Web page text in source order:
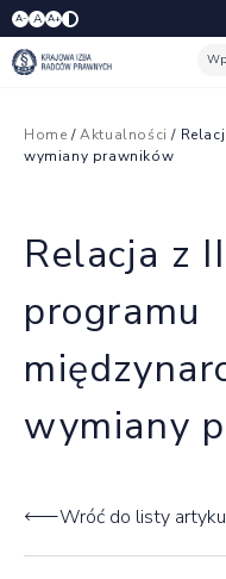
A- A A+
Home /Aktualności /
wymiany prawników
Relacja z
programu
wymiany
Wróć do listy